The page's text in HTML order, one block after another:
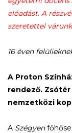
előadást. A
szeretettel
16 éven
A Proton
rendező.
nemzetközi
A Szégyenfőhőse